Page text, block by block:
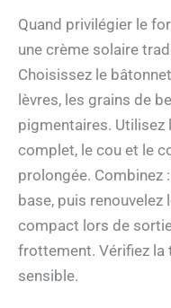
Quand privilégier le
une crème solaire
Choisissez le
lèvres, les grains de
pigmentaires. Utilisez
complet, le cou et le
prolongée. Combinez
base, puis
compact lors de
frottement. Vérifiez la
sensible.